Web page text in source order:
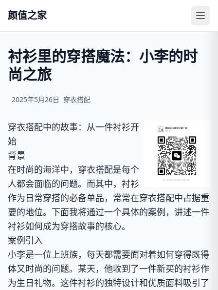
颜值之家
衬衫里的穿搭魔法：小李的时
尚之旅
2025年5月26日 穿衣搭配
穿衣搭配中的故事：从一件衬衫开
始
背景
在时尚的海洋中，穿衣搭配是每个
人都会面临的问题。而其中，衬衫
作为日常穿搭的必备单品，常常在穿衣搭配中占据重
要的地位。下面我将通过一个具体的案例，讲述一件
衬衫如何成为穿搭故事的核心。
案例引入
小李是一位上班族，每天都需要面对着如何穿得既得
体又时尚的问题。某天，他收到了一件新买的衬衫作
为生日礼物。这件衬衫的独特设计和优质面料吸引了